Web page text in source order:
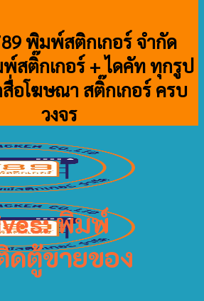
พิมพ์สติกเกอร์ จำกัด
สติ๊กเกอร์ + ไดคัท ทุกรูป
อโฆษณา สติ๊กเกอร์ ครบ
วงจร
พิมพ์
ดตู้ขายของ